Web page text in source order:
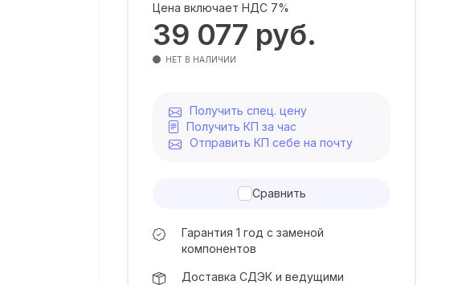
Цена включает НДС 7%
39 077 руб.
НЕТ В НАЛИЧИИ
Получить спец. цену
Получить КП за час
Отправить КП себе на почту
Сравнить
Гарантия 1 год с заменой
компонентов
Доставка СДЭК и ведущими